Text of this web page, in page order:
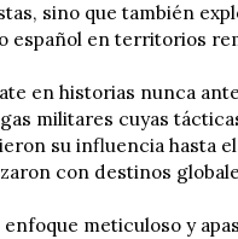
sino que también
español en territorios
en historias nunca
militares cuyas
su influencia hasta
con destinos
enfoque meticuloso y